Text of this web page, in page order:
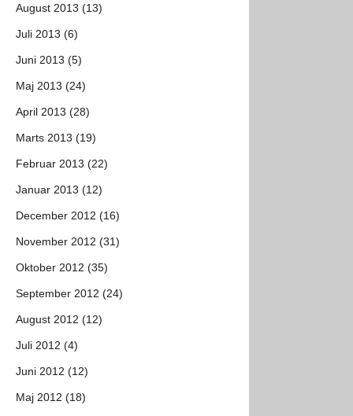
August 2013 (13)
Juli 2013 (6)
Juni 2013 (5)
Maj 2013 (24)
April 2013 (28)
Marts 2013 (19)
Februar 2013 (22)
Januar 2013 (12)
December 2012 (16)
November 2012 (31)
Oktober 2012 (35)
September 2012 (24)
August 2012 (12)
Juli 2012 (4)
Juni 2012 (12)
Maj 2012 (18)